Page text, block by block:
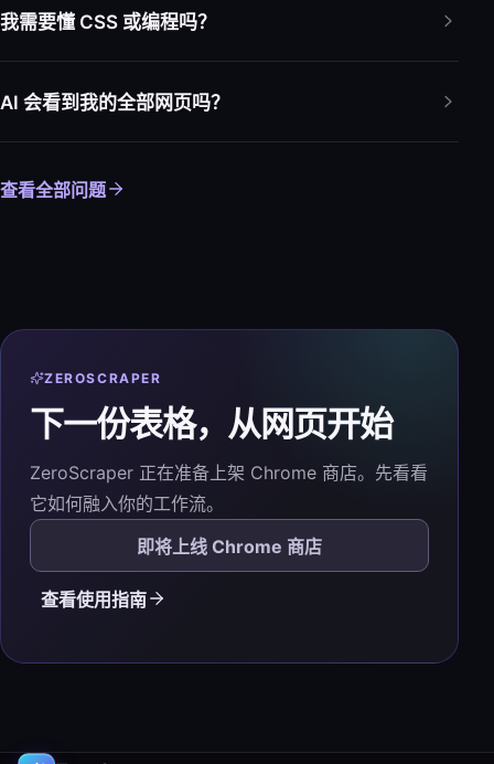
我需要懂 CSS 或编程吗？
AI 会看到我的全部网页吗？
查看全部问题
ZEROSCRAPER
下一份表格，从网页开始
ZeroScraper 正在准备上架 Chrome 商店。先看看
它如何融入你的工作流。
即将上线 Chrome 商店
查看使用指南